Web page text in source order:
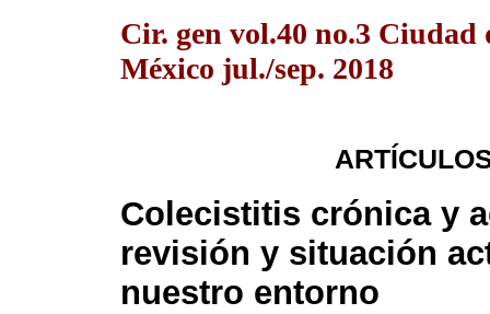
Cir. gen vol.40 no.3 Ciudad
México jul./sep. 2018
Colecistitis crónica y
revisión y situación
nuestro entorno